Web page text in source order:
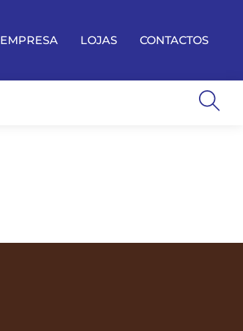
EMPRESA LOJAS CONTACTOS